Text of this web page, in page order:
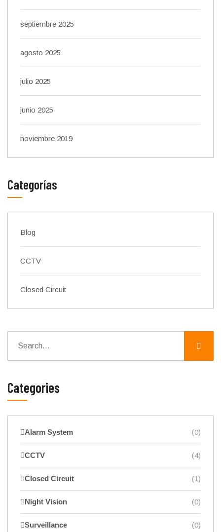
septiembre 2025
agosto 2025
julio 2025
junio 2025
noviembre 2019
Categorías
Blog
CCTV
Closed Circuit
Categories
Alarm System (0)
CCTV (4)
Closed Circuit (1)
Night Vision (0)
Surveillance (0)